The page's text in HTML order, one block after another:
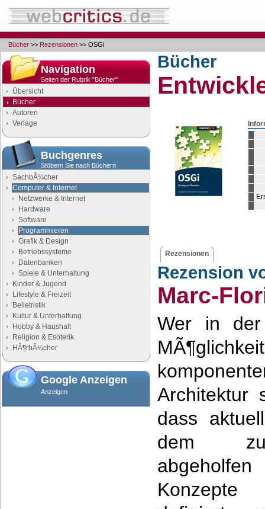
Bücher >> Rezensionen >> OSGi
Navigation
Seiten der Rubrik "Bücher"
Übersicht
Bücher
Autoren
Verlage
Buchgenres
Stöbern Sie nach Büchern
SachbÃ¼cher
Computer & Internet
Netzwerke & Internet
Hardware
Software
Programmieren
Grafik & Design
Betriebssysteme
Datenbanken
Spiele & Unterhaltung
Kinder & Jugend
Lifestyle & Freizeit
Belletristik
Kultur & Unterhaltung
Hobby & Haushalt
Religion & Esoterik
HÃ¶rbÃ¼cher
Google Anzeigen
Anzeigen
Bücher
Rezensionen
Rezension
Marc-
Wer in der
Architektur
dass
dem